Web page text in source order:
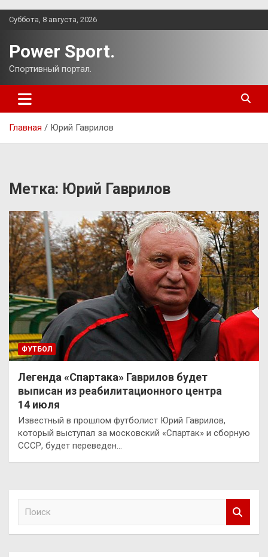
Перейти
Суббота, 8 августа, 2026
Power Sport.
Спортивный портал.
Главная Юрий Гаврилов
Метка: Юрий Гаврилов
ФУТБОЛ
Легенда «Спартака» Гаврилов будет
выписан из реабилитационного центра
14 июля
Известный в прошлом футболист Юрий Гаврилов,
который выступал за московский «Спартак» и сборную
СССР, будет переведен…